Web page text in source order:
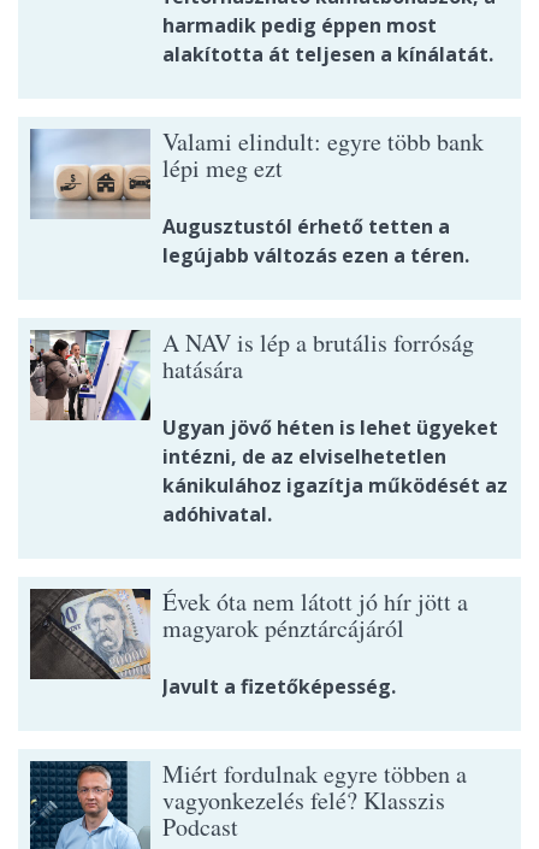
harmadik pedig éppen most
alakította át teljesen a kínálatát.
Valami elindult: egyre több bank
lépi meg ezt
Augusztustól érhető tetten a
legújabb változás ezen a téren.
A NAV is lép a brutális forróság
hatására
Ugyan jövő héten is lehet ügyeket
intézni, de az elviselhetetlen
kánikulához igazítja működését az
adóhivatal.
Évek óta nem látott jó hír jött a
magyarok pénztárcájáról
Javult a fizetőképesség.
Miért fordulnak egyre többen a
vagyonkezelés felé? Klasszis
Podcast